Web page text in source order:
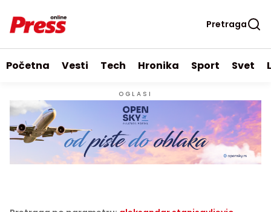
Pretraga
Početna Vesti Tech Hronika Sport Svet
OGLASI